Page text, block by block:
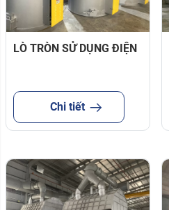
LÒ TRÒN SỬ DỤNG ĐIỆN
Chi tiết